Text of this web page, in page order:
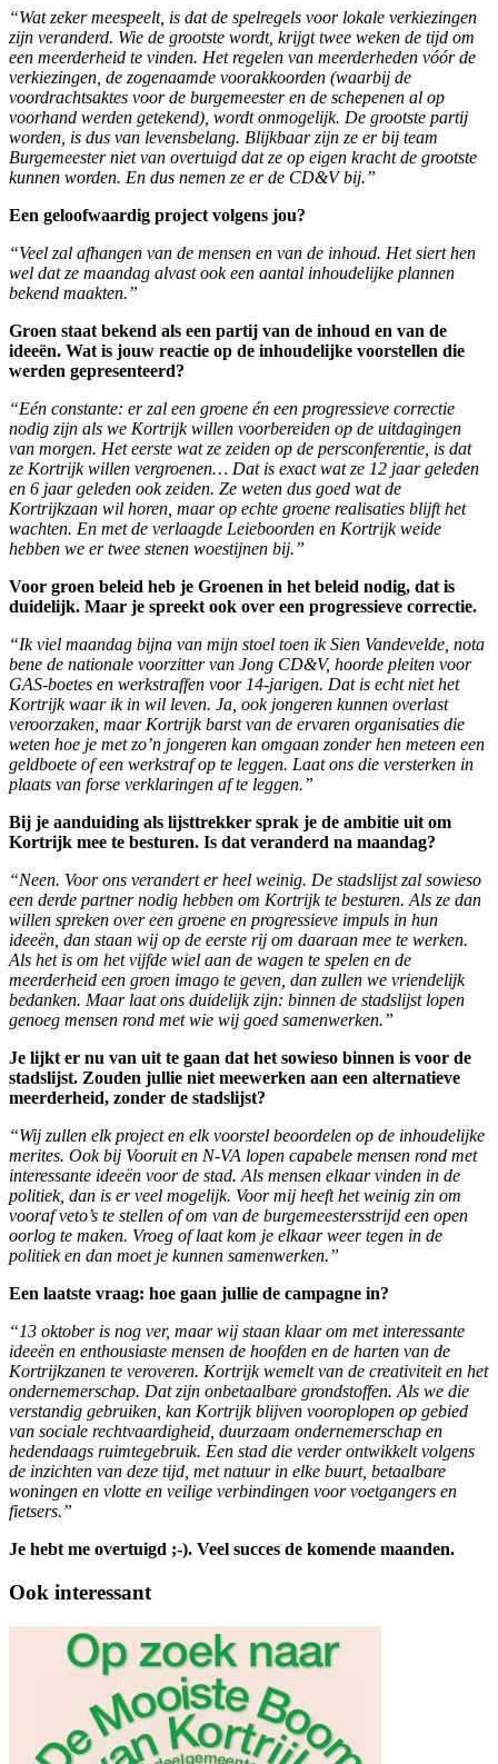
“Wat zeker meespeelt, is dat de spelregels voor lokale verkiezingen
zijn veranderd. Wie de grootste wordt, krijgt twee weken de tijd om
een meerderheid te vinden. Het regelen van meerderheden vóór de
verkiezingen, de zogenaamde voorakkoorden (waarbij de
voordrachtsaktes voor de burgemeester en de schepenen al op
voorhand werden getekend), wordt onmogelijk. De grootste partij
worden, is dus van levensbelang. Blijkbaar zijn ze er bij team
Burgemeester niet van overtuigd dat ze op eigen kracht de grootste
kunnen worden. En dus nemen ze er de CD&V bij.”
Een geloofwaardig project volgens jou?
“Veel zal afhangen van de mensen en van de inhoud. Het siert hen
wel dat ze maandag alvast ook een aantal inhoudelijke plannen
bekend maakten.”
Groen staat bekend als een partij van de inhoud en van de
ideeën. Wat is jouw reactie op de inhoudelijke voorstellen die
werden gepresenteerd?
“Eén constante: er zal een groene én een progressieve correctie
nodig zijn als we Kortrijk willen voorbereiden op de uitdagingen
van morgen. Het eerste wat ze zeiden op de persconferentie, is dat
ze Kortrijk willen vergroenen… Dat is exact wat ze 12 jaar geleden
en 6 jaar geleden ook zeiden. Ze weten dus goed wat de
Kortrijkzaan wil horen, maar op echte groene realisaties blijft het
wachten. En met de verlaagde Leieboorden en Kortrijk weide
hebben we er twee stenen woestijnen bij.”
Voor groen beleid heb je Groenen in het beleid nodig, dat is
duidelijk. Maar je spreekt ook over een progressieve correctie.
“Ik viel maandag bijna van mijn stoel toen ik Sien Vandevelde, nota
bene de nationale voorzitter van Jong CD&V, hoorde pleiten voor
GAS-boetes en werkstraffen voor 14-jarigen. Dat is echt niet het
Kortrijk waar ik in wil leven. Ja, ook jongeren kunnen overlast
veroorzaken, maar Kortrijk barst van de ervaren organisaties die
weten hoe je met zo’n jongeren kan omgaan zonder hen meteen een
geldboete of een werkstraf op te leggen. Laat ons die versterken in
plaats van forse verklaringen af te leggen.”
Bij je aanduiding als lijsttrekker sprak je de ambitie uit om
Kortrijk mee te besturen. Is dat veranderd na maandag?
“Neen. Voor ons verandert er heel weinig. De stadslijst zal sowieso
een derde partner nodig hebben om Kortrijk te besturen. Als ze dan
willen spreken over een groene en progressieve impuls in hun
ideeën, dan staan wij op de eerste rij om daaraan mee te werken.
Als het is om het vijfde wiel aan de wagen te spelen en de
meerderheid een groen imago te geven, dan zullen we vriendelijk
bedanken. Maar laat ons duidelijk zijn: binnen de stadslijst lopen
genoeg mensen rond met wie wij goed samenwerken.”
Je lijkt er nu van uit te gaan dat het sowieso binnen is voor de
stadslijst. Zouden jullie niet meewerken aan een alternatieve
meerderheid, zonder de stadslijst?
“Wij zullen elk project en elk voorstel beoordelen op de inhoudelijke
merites. Ook bij Vooruit en N-VA lopen capabele mensen rond met
interessante ideeën voor de stad. Als mensen elkaar vinden in de
politiek, dan is er veel mogelijk. Voor mij heeft het weinig zin om
vooraf veto’s te stellen of om van de burgemeestersstrijd een open
oorlog te maken. Vroeg of laat kom je elkaar weer tegen in de
politiek en dan moet je kunnen samenwerken.”
Een laatste vraag: hoe gaan jullie de campagne in?
“13 oktober is nog ver, maar wij staan klaar om met interessante
ideeën en enthousiaste mensen de hoofden en de harten van de
Kortrijkzanen te veroveren. Kortrijk wemelt van de creativiteit en het
ondernemerschap. Dat zijn onbetaalbare grondstoffen. Als we die
verstandig gebruiken, kan Kortrijk blijven vooroplopen op gebied
van sociale rechtvaardigheid, duurzaam ondernemerschap en
hedendaags ruimtegebruik. Een stad die verder ontwikkelt volgens
de inzichten van deze tijd, met natuur in elke buurt, betaalbare
woningen en vlotte en veilige verbindingen voor voetgangers en
fietsers.”
Je hebt me overtuigd ;-). Veel succes de komende maanden.
Ook interessant